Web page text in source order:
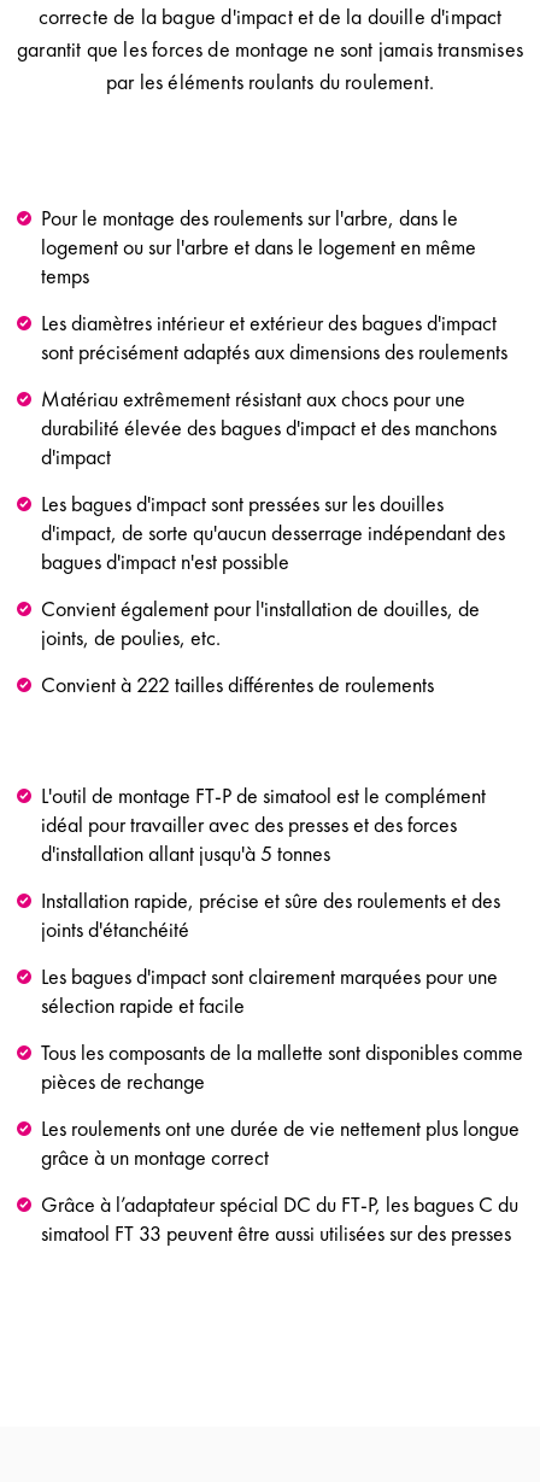
correcte de la bague d'impact et de la douille d'impact
garantit que les forces de montage ne sont jamais transmises
par les éléments roulants du roulement.
Pour le montage des roulements sur l'arbre, dans le
logement ou sur l'arbre et dans le logement en même
temps
Les diamètres intérieur et extérieur des bagues d'impact
sont précisément adaptés aux dimensions des roulements
Matériau extrêmement résistant aux chocs pour une
durabilité élevée des bagues d'impact et des manchons
d'impact
Les bagues d'impact sont pressées sur les douilles
d'impact, de sorte qu'aucun desserrage indépendant des
bagues d'impact n'est possible
Convient également pour l'installation de douilles, de
joints, de poulies, etc.
Convient à 222 tailles différentes de roulements
L'outil de montage FT-P de simatool est le complément
idéal pour travailler avec des presses et des forces
d'installation allant jusqu'à 5 tonnes
Installation rapide, précise et sûre des roulements et des
joints d'étanchéité
Les bagues d'impact sont clairement marquées pour une
sélection rapide et facile
Tous les composants de la mallette sont disponibles comme
pièces de rechange
Les roulements ont une durée de vie nettement plus longue
grâce à un montage correct
Grâce à l’adaptateur spécial DC du FT-P, les bagues C du
simatool FT 33 peuvent être aussi utilisées sur des presses